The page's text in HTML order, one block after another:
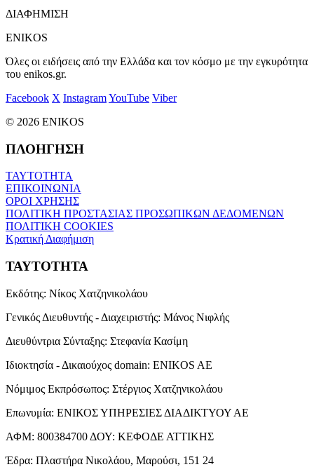
ΔΙΑΦΗΜΙΣΗ
ENIKOS
Όλες οι ειδήσεις από την Ελλάδα και τον κόσμο με την εγκυρότητα
του enikos.gr.
Facebook X InstagramYouTube Viber
© 2026 ENIKOS
ΠΛΟΗΓΗΣΗ
ΤΑΥΤΟΤΗΤΑ
ΕΠΙΚΟΙΝΩΝΙΑ
ΟΡΟΙ ΧΡΗΣΗΣ
ΠΟΛΙΤΙΚΗ ΠΡΟΣΤΑΣΙΑΣ ΠΡΟΣΩΠΙΚΩΝ ΔΕΔΟΜΕΝΩΝ
ΠΟΛΙΤΙΚΗ COOKIES
Κρατική Διαφήμιση
ΤΑΥΤΟΤΗΤΑ
Εκδότης: Νίκος Χατζηνικολάου
Γενικός Διευθυντής - Διαχειριστής: Μάνος Νιφλής
Διευθύντρια Σύνταξης: Στεφανία Κασίμη
Ιδιοκτησία - Δικαιούχος domain: ENIKOS AE
Νόμιμος Εκπρόσωπος: Στέργιος Χατζηνικολάου
Επωνυμία: ΕΝΙΚΟΣ ΥΠΗΡΕΣΙΕΣ ΔΙΑΔΙΚΤΥΟΥ ΑΕ
ΑΦΜ: 800384700 ΔΟΥ: ΚΕΦΟΔΕ ΑΤΤΙΚΗΣ
Έδρα: Πλαστήρα Νικολάου, Μαρούσι, 151 24